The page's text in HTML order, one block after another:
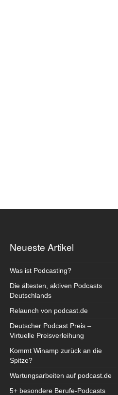
Neueste Artikel
Was ist Podcasting?
Die ältesten, aktiven Podcasts
Deutschlands
Relaunch von podcast.de
Deutscher Podcast Preis –
Virtuelle Preisverleihung
Kommt Winamp zurück an die
Spitze?
Wartungsarbeiten auf podcast.de
5+ besondere Berufe-Podcasts